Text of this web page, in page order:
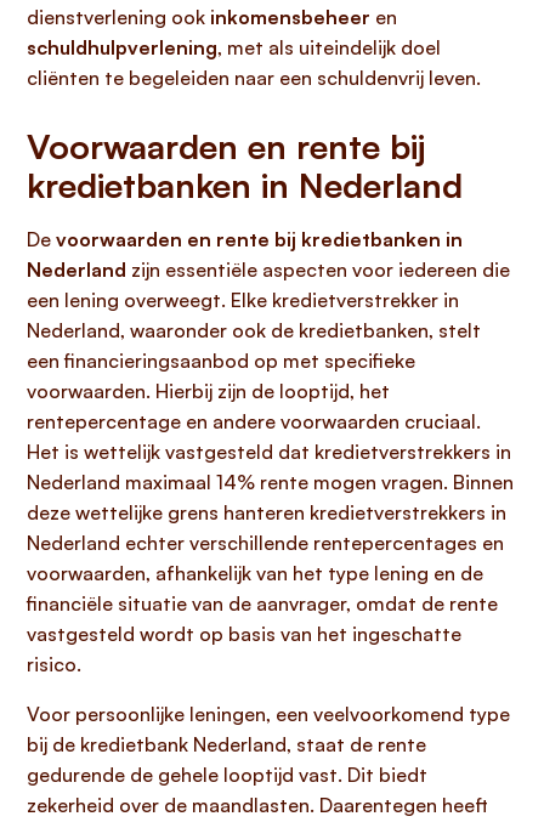
dienstverlening ook inkomensbeheer en
schuldhulpverlening, met als uiteindelijk doel
cliënten te begeleiden naar een schuldenvrij leven.
Voorwaarden en rente bij
kredietbanken in Nederland
De voorwaarden en rente bij kredietbanken in
Nederland zijn essentiële aspecten voor iedereen die
een lening overweegt. Elke kredietverstrekker in
Nederland, waaronder ook de kredietbanken, stelt
een financieringsaanbod op met specifieke
voorwaarden. Hierbij zijn de looptijd, het
rentepercentage en andere voorwaarden cruciaal.
Het is wettelijk vastgesteld dat kredietverstrekkers in
Nederland maximaal 14% rente mogen vragen. Binnen
deze wettelijke grens hanteren kredietverstrekkers in
Nederland echter verschillende rentepercentages en
voorwaarden, afhankelijk van het type lening en de
financiële situatie van de aanvrager, omdat de rente
vastgesteld wordt op basis van het ingeschatte
risico.
Voor persoonlijke leningen, een veelvoorkomend type
bij de kredietbank Nederland, staat de rente
gedurende de gehele looptijd vast. Dit biedt
zekerheid over de maandlasten. Daarentegen heeft